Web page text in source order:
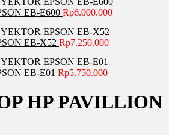
EB-E600 Rp6.000.000
EB-X52 Rp7.250.000
EB-E01 Rp5.750.000
HP PAVILLION